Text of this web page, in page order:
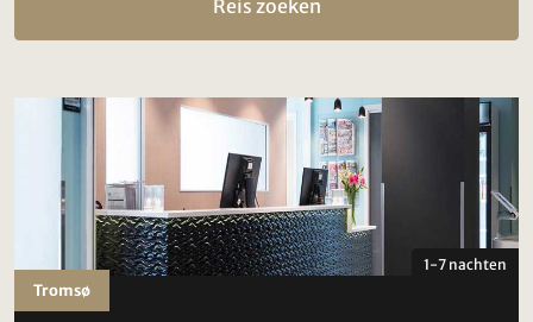
Reis zoeken
1-7 nachten
Tromsø